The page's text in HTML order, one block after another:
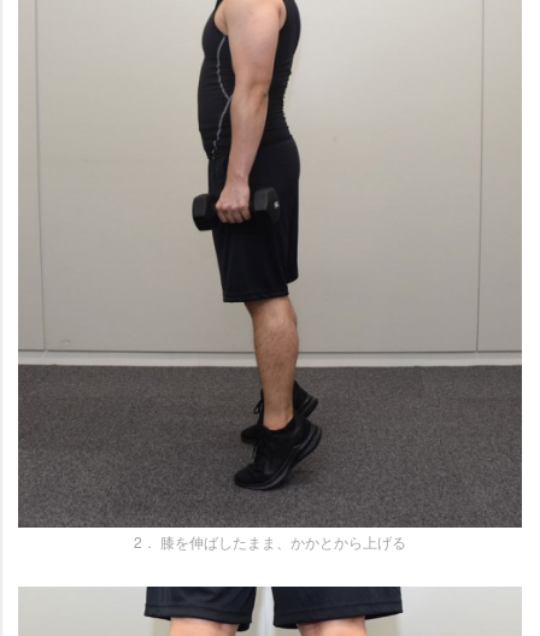
2． 膝を伸ばしたまま、かかとから上げる